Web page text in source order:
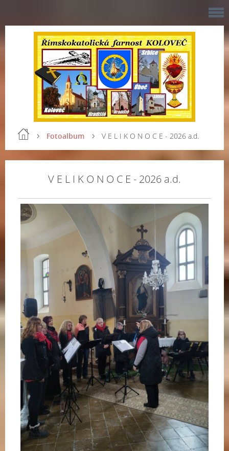
Fotoalbum V E L I K O N O C E - 2026 a.d.
V E L I K O N O C E - 2026 a.d.